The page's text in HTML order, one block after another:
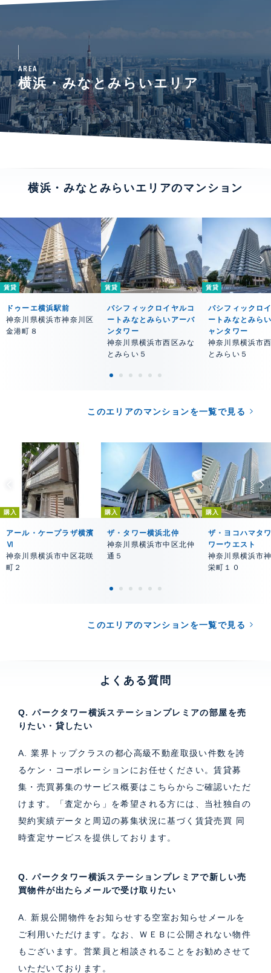
AREA
横浜・みなとみらいエリア
横浜・みなとみらいエリアのマンション
賃貸
ドゥーエ横浜駅前
神奈川県横浜市神奈川区
金港町８
賃貸
パシフィックロイヤルコ
ートみなとみらいアーバ
ンタワー
神奈川県横浜市西区みな
とみらい５
賃貸
パシフィックロ
ートみなとみら
ャンタワー
神奈川県横浜市
とみらい５
このエリアのマンションを一覧で見る
購入
アール・ケープラザ横濱
Ⅵ
神奈川県横浜市中区花咲
町２
購入
ザ・タワー横浜北仲
神奈川県横浜市中区北仲
通５
購入
ザ・ヨコハマタ
ワーウエスト
神奈川県横浜市
栄町１０
このエリアのマンションを一覧で見る
よくある質問
Q. パークタワー横浜ステーションプレミアの部屋を売
りたい・貸したい
A. 業界トップクラスの都心高級不動産取扱い件数を誇
るケン・コーポレーションにお任せください。賃貸募
集・売買募集のサービス概要はこちら からご確認いただ
けます。「査定から」を希望される方には、当社独自の
契約実績データと周辺の募集状況に基づく 賃貸売買 同
時査定サービス を提供しております。
Q. パークタワー横浜ステーションプレミアで新しい売
買物件が出たらメールで受け取りたい
A. 新規公開物件をお知らせする空室お知らせメールを
ご利用いただけます。なお、ＷＥＢに公開されない物件
もございます。営業員と相談されることをお勧めさせて
いただいております。